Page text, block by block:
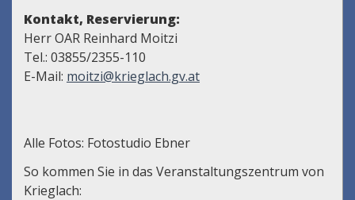
Kontakt, Reservierung:
Herr OAR Reinhard Moitzi
Tel.: 03855/2355-110
E-Mail: moitzi@krieglach.gv.at
Alle Fotos: Fotostudio Ebner
So kommen Sie in das Veranstaltungszentrum von
Krieglach: